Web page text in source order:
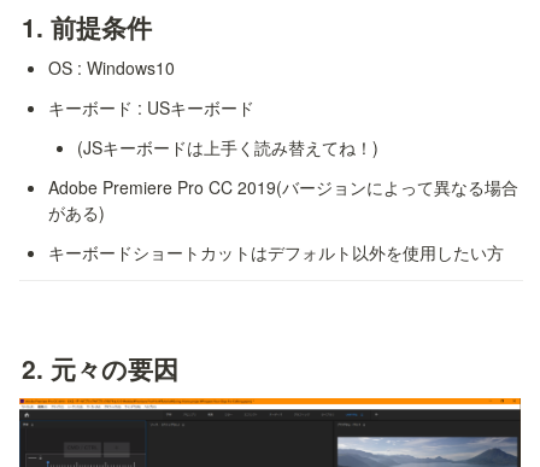
1. 前提条件
OS : Windows10
キーボード : USキーボード
(JSキーボードは上手く読み替えてね！)
Adobe Premiere Pro CC 2019(バージョンによって異なる場合
がある)
キーボードショートカットはデフォルト以外を使用したい方
2. 元々の要因